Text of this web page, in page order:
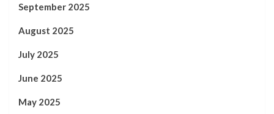
September 2025
August 2025
July 2025
June 2025
May 2025